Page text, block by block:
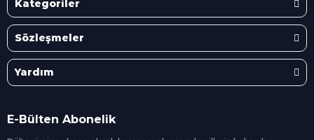
Kategoriler
Sözleşmeler
Yardım
E-Bülten Abonelik